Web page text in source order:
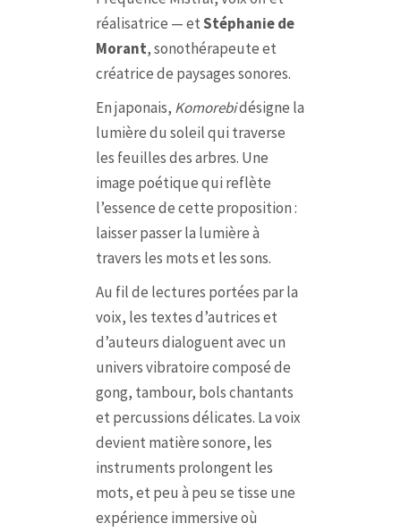
réalisatrice — etStéphanie de
Morant, sonothérapeute et
créatrice de paysages sonores.
En japonais, Komorebidésigne la
lumière du soleil qui traverse
les feuilles des arbres. Une
image poétique qui reflète
l’essence de cette proposition :
laisser passer la lumière à
travers les mots et les sons.
Au fil de lectures portées par la
voix, les textes d’autrices et
d’auteurs dialoguent avec un
univers vibratoire composé de
gong, tambour, bols chantants
et percussions délicates. La voix
devient matière sonore, les
instruments prolongent les
mots, et peu à peu se tisse une
expérience immersive où